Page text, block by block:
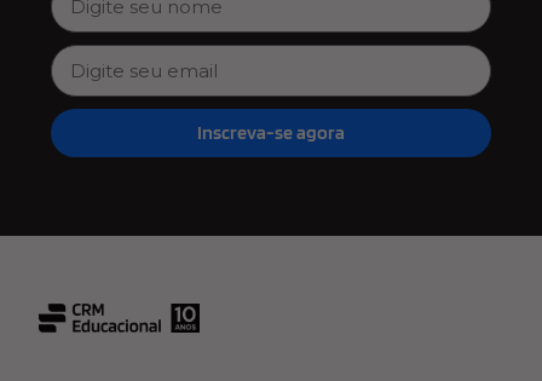
Inscreva-se agora